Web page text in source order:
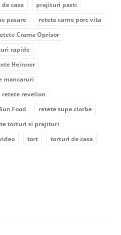
casa
prajituri pasti
pasare
retete carne porc vita
Crama Oprisor
rapide
Heinner
mancaruri
retete revelion
Food
retete supe ciorbe
torturi si prajituri
tort
torturi de casa